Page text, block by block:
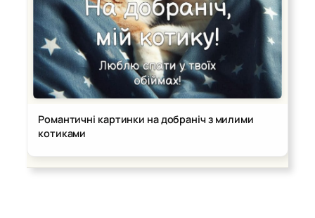
Романтичні картинки на добраніч з милими
котиками